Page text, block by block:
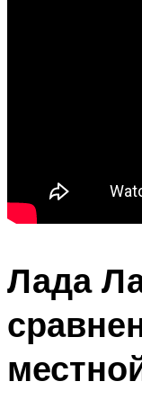
Лада